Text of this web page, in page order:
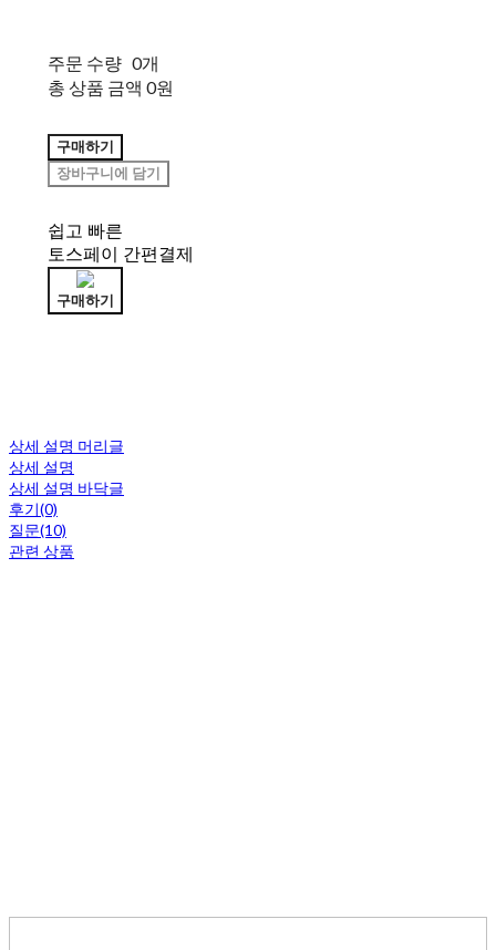
주문 수량 0개
총 상품 금액 0원
구매하기
장바구니에 담기
쉽고 빠른
토스페이 간편결제
구매하기
상세 설명 머리글
상세 설명
상세 설명 바닥글
후기(0)
질문(10)
관련 상품